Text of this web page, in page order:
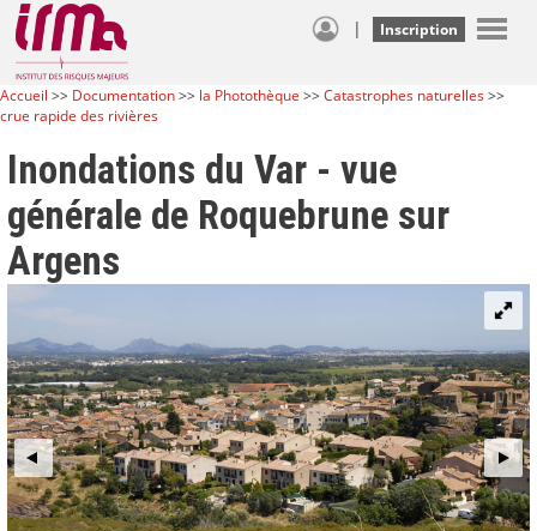
| Inscription
Accueil >> Documentation>> la Photothèque >>Catastrophes naturelles>>
crue rapide des rivières
Inondations du Var - vue
générale de Roquebrune sur
Argens